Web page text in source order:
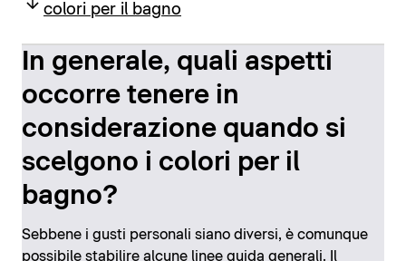
colori per il bagno
In generale, quali aspetti
occorre tenere in
considerazione quando si
scelgono i colori per il
bagno?
Sebbene i gusti personali siano diversi, è comunque
possibile stabilire alcune linee guida generali. Il